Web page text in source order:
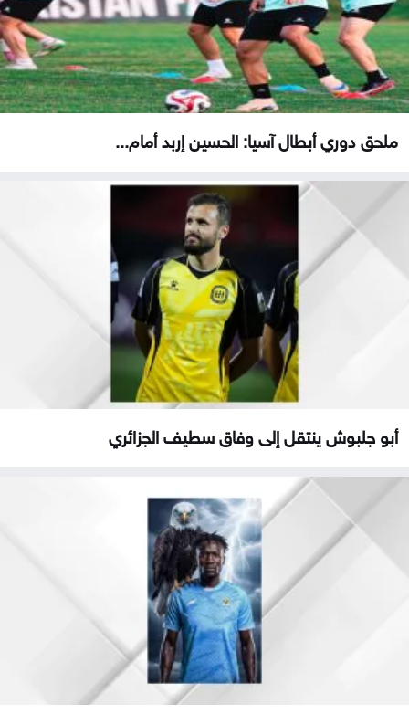
ملحق دوري أبطال آسيا: الحسين إربد أمام...
أبو جلبوش ينتقل إلى وفاق سطيف الجزائري